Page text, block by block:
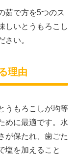
茹で方を5つのス
しいとうもろこし
さい。
理由
うもろこしが均等
めに最適です。水
が保たれ、歯ごた
塩を加えること